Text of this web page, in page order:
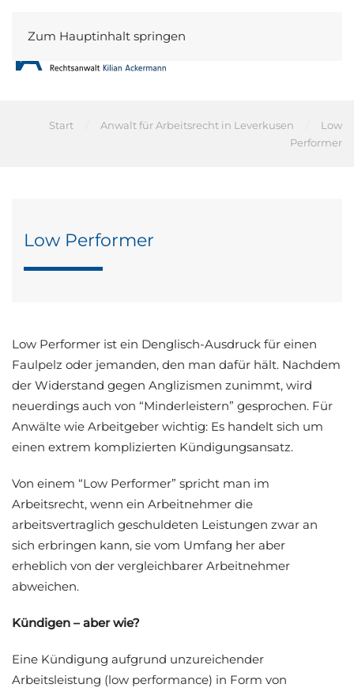
Zum Hauptinhalt springen
Start Anwalt für Arbeitsrecht in Leverkusen
Low
Performer
Low Performer
Low Performer ist ein Denglisch-Ausdruck für einen
Faulpelz oder jemanden, den man dafür hält. Nachdem
der Widerstand gegen Anglizismen zunimmt, wird
neuerdings auch von “Minderleistern” gesprochen. Für
Anwälte wie Arbeitgeber wichtig: Es handelt sich um
einen extrem komplizierten Kündigungsansatz.
Von einem “Low Performer” spricht man im
Arbeitsrecht, wenn ein Arbeitnehmer die
arbeitsvertraglich geschuldeten Leistungen zwar an
sich erbringen kann, sie vom Umfang her aber
erheblich von der vergleichbarer Arbeitnehmer
abweichen.
Kündigen – aber wie?
Eine Kündigung aufgrund unzureichender
Arbeitsleistung (low performance) in Form von